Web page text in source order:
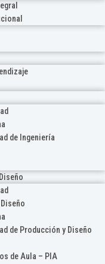
de Ingeniería
de Producción y Diseño
de Aula – PIA